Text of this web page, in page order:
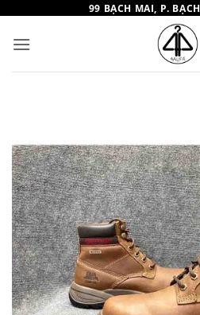
nội
dung
99 BẠCH MAI, P.